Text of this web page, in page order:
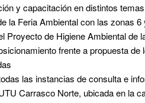
y capacitación en distintos
la Feria Ambiental con las zonas
Proyecto de Higiene Ambiental de
frente a propuesta
las instancias de consulta e
Carrasco Norte, ubicada en la